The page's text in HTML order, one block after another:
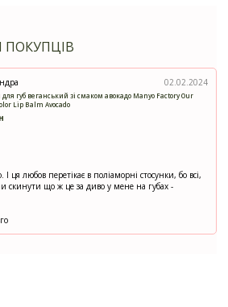
ПОКУПЦІВ
02.02.2024
для губ веганський зі смаком авокадо Manyo Factory Our
Lip Balm Avocado
любов перетікає в поліаморні стосунки, бо всі,
скинути що ж це за диво у мене на губах -